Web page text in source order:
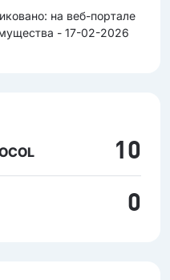
на веб-портале
- 17-02-2026
10
0